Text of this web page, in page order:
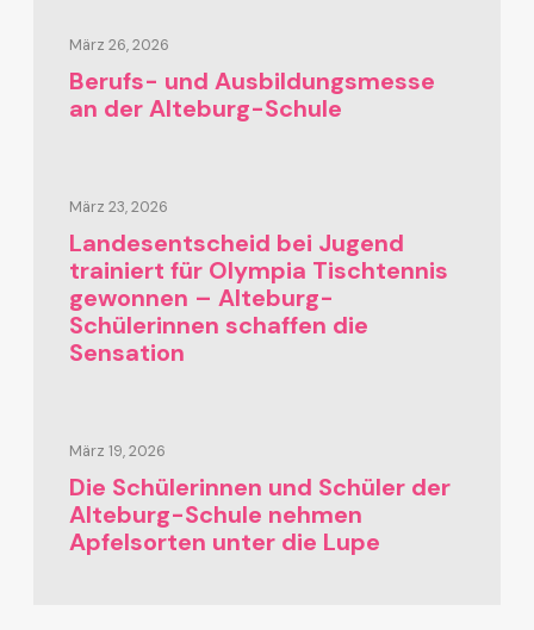
März 26, 2026
Berufs- und Ausbildungsmesse
an der Alteburg-Schule
März 23, 2026
Landesentscheid bei Jugend
trainiert für Olympia Tischtennis
gewonnen – Alteburg-
Schülerinnen schaffen die
Sensation
März 19, 2026
Die Schülerinnen und Schüler der
Alteburg-Schule nehmen
Apfelsorten unter die Lupe